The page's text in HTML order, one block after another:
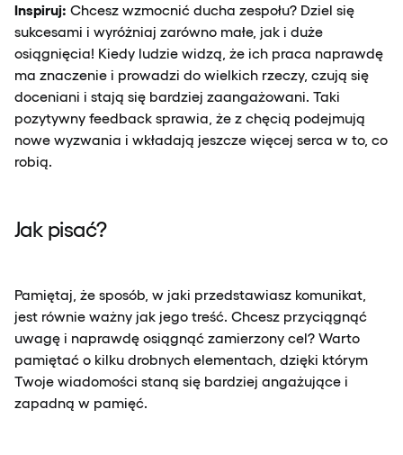
Inspiruj: Chcesz wzmocnić ducha zespołu? Dziel się
sukcesami i wyróżniaj zarówno małe, jak i duże
osiągnięcia! Kiedy ludzie widzą, że ich praca naprawdę
ma znaczenie i prowadzi do wielkich rzeczy, czują się
doceniani i stają się bardziej zaangażowani. Taki
pozytywny feedback sprawia, że z chęcią podejmują
nowe wyzwania i wkładają jeszcze więcej serca w to, co
robią.
Jak pisać?
Pamiętaj, że sposób, w jaki przedstawiasz komunikat,
jest równie ważny jak jego treść. Chcesz przyciągnąć
uwagę i naprawdę osiągnąć zamierzony cel? Warto
pamiętać o kilku drobnych elementach, dzięki którym
Twoje wiadomości staną się bardziej angażujące i
zapadną w pamięć.